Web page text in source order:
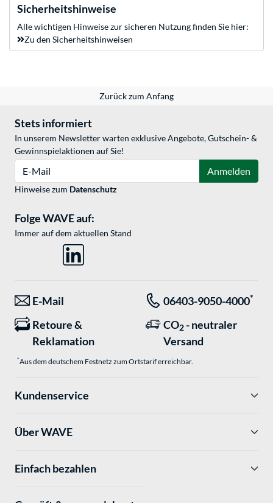
Sicherheitshinweise
Alle wichtigen Hinweise zur sicheren Nutzung finden Sie hier:
Zu den Sicherheitshinweisen
Zurück zum Anfang
Stets informiert
In unserem Newsletter warten exklusive Angebote, Gutschein- &
Gewinnspielaktionen auf Sie!
Anmelden
Hinweise zum Datenschutz
Folge WAVE auf:
Immer auf dem aktuellen Stand
E-Mail 06403-9050-4000*
Retoure &
Reklamation
CO2 - neutraler
Versand
*Aus dem deutschem Festnetz zum Ortstarif erreichbar.
Kundenservice
Über WAVE
Einfach bezahlen